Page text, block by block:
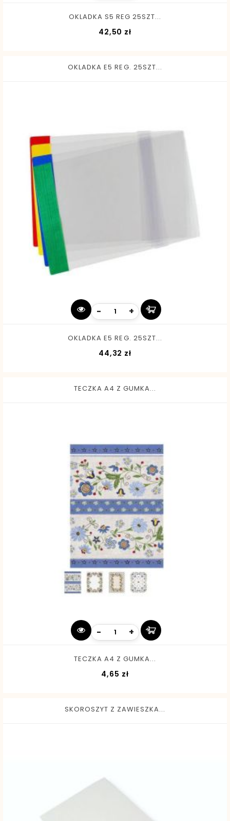
OKLADKA S5 REG 25SZT...
42,50 zł
OKLADKA E5 REG. 25SZT...
- +
OKLADKA E5 REG. 25SZT...
44,32 zł
TECZKA A4 Z GUMKA...
- +
TECZKA A4 Z GUMKA...
4,65 złCena
SKOROSZYT Z ZAWIESZKA...